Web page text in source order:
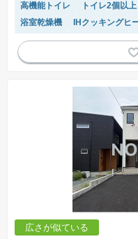
高機能トイレ トイレ2個以上
浴室乾燥機
IHクッキングヒ
窓付き浴室
対面キッチン
広さが似ている